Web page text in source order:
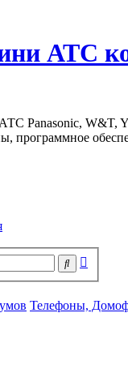
АТС
Panasonic, W&T,
программное
Поиск
Телефоны,